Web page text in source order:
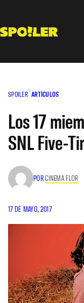
contenido
SPOILER ARTÍCULOS
Los 17
SNL Five-
PORCINEMA FLOR
17 DE MAYO, 2017